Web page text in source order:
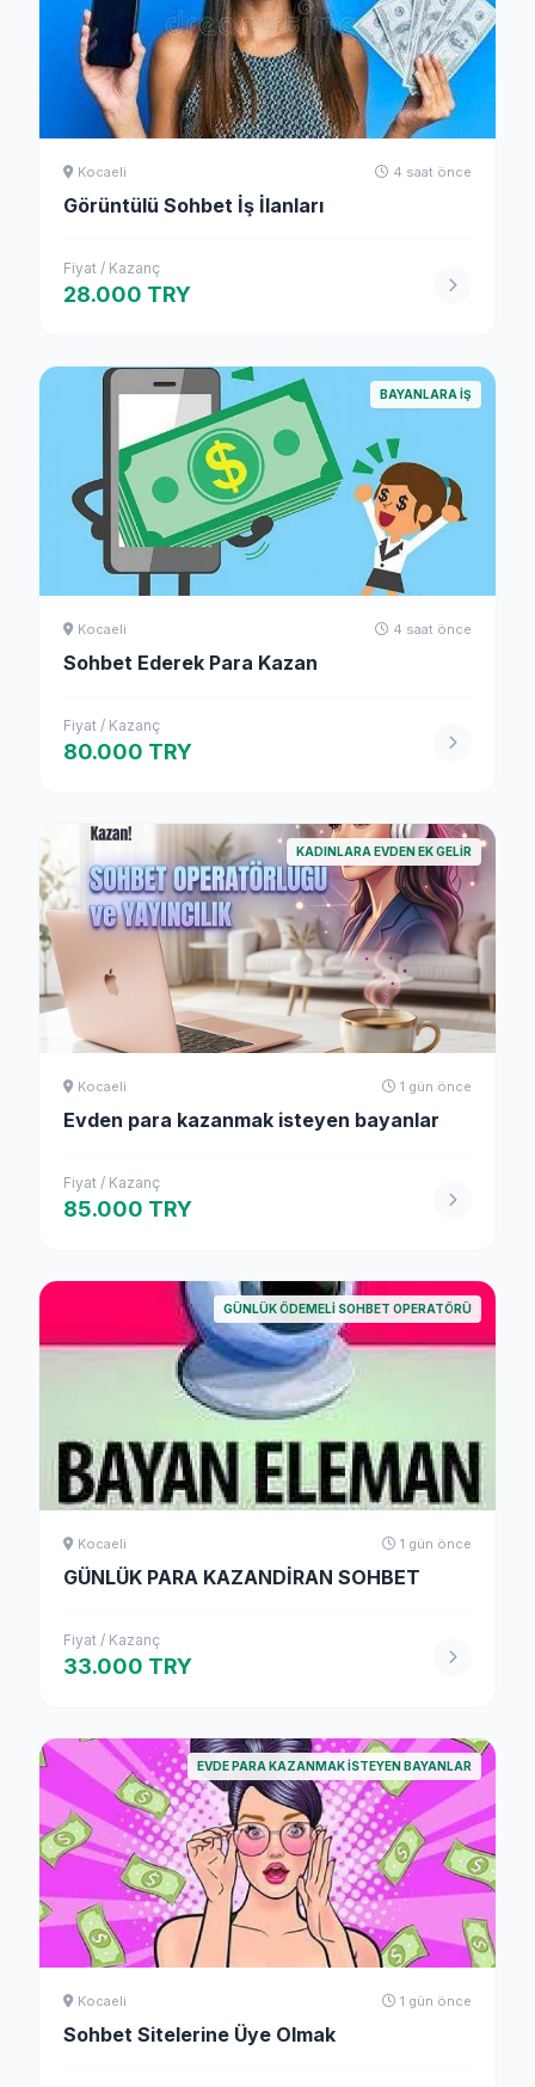
Kocaeli 4 saat önce
Görüntülü Sohbet İş İlanları
Fiyat / Kazanç
28.000 TRY
BAYANLARA İŞ
Kocaeli 4 saat önce
Sohbet Ederek Para Kazan
Fiyat / Kazanç
80.000 TRY
KADINLARA EVDEN EK GELIR
Kocaeli 1 gün önce
Evden para kazanmak isteyen bayanlar
Fiyat / Kazanç
85.000 TRY
GÜNLÜK ÖDEMELI SOHBET OPERATÖRÜ
Kocaeli 1 gün önce
GÜNLÜK PARA KAZANDİRAN SOHBET
Fiyat / Kazanç
33.000 TRY
EVDE PARA KAZANMAK İSTEYEN BAYANLAR
Kocaeli 1 gün önce
Sohbet Sitelerine Üye Olmak